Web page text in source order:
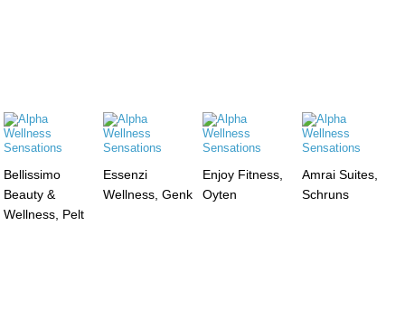
Bellissimo
Beauty &
Wellness, Pelt
Essenzi
Wellness, Genk
Enjoy Fitness,
Oyten
Amrai Suites,
Schruns